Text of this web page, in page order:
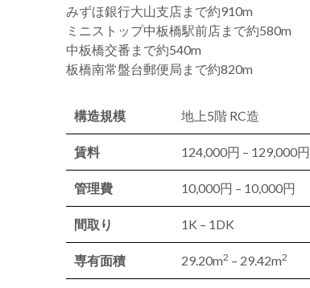
みずほ銀行大山支店まで約910m
ミニストップ中板橋駅前店まで約580m
中板橋交番まで約540m
板橋南常盤台郵便局まで約820m
構造規模 地上5階 RC造
賃料 124,000円 – 129,000円
管理費 10,000円 – 10,000円
間取り 1K – 1DK
専有面積 29.20m2 – 29.42m2